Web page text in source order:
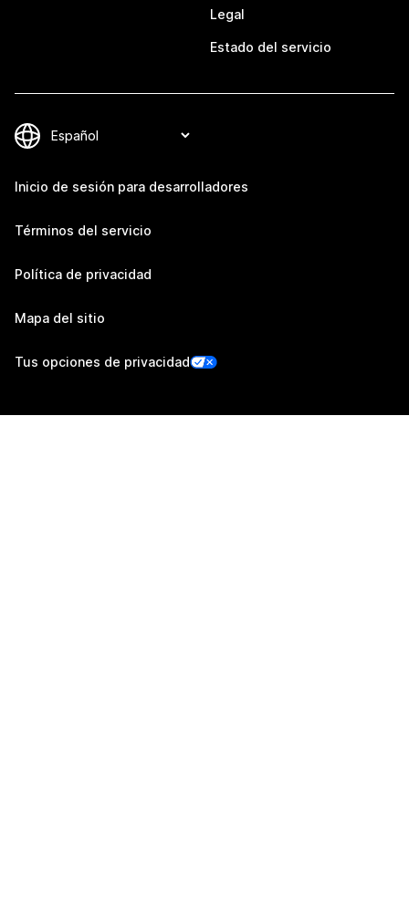
Legal
Estado del servicio
Inicio de sesión para desarrolladores
Términos del servicio
Política de privacidad
Mapa del sitio
Tus opciones de privacidad